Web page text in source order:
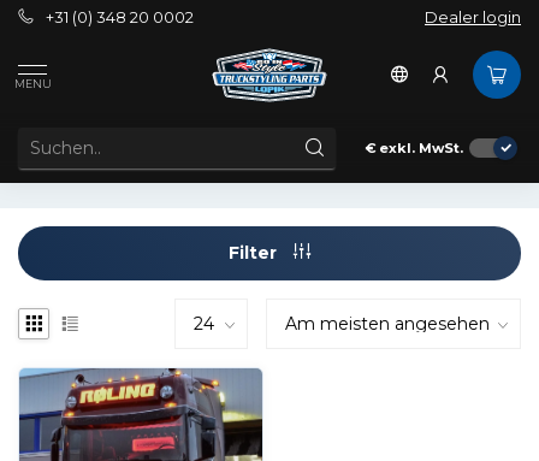
+31 (0) 348 20 0002 Dealer login
MENU
€ exkl. MwSt.
Schlagworte
ARTIKEL MIT SCHLAGWORT 4X4
Filter